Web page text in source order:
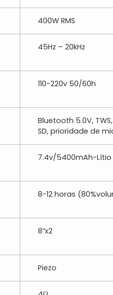
400W RMS
45Hz – 20kHz
110-220v 50/60h
Bluetooth 5.0V,
SD, prioridade de
7.4v/5400mAh-Lítio
8-12 horas
8”x2
Piezo